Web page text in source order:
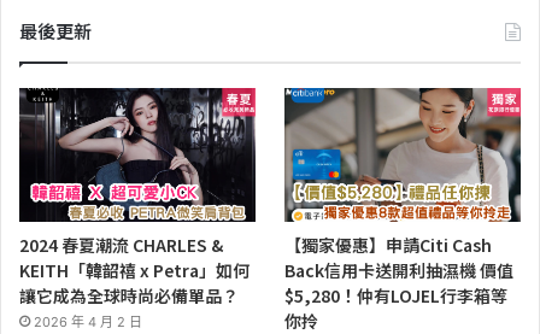
最後更新
2024 春夏潮流 CHARLES &
KEITH「韓韶禧 x Petra」如何
讓它成為全球時尚必備單品？
2026 年 4 月 2 日
【獨家優惠】申請Citi Cash
Back信用卡送開利抽濕機 價值
$5,280！仲有LOJEL行李箱等
你拎